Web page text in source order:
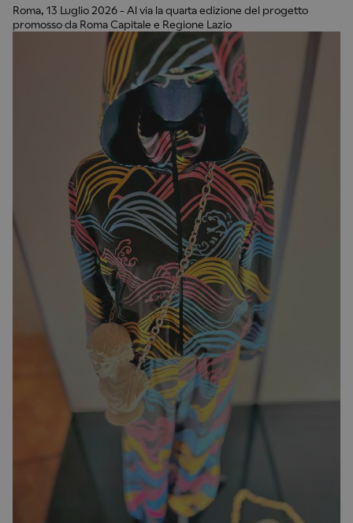
Roma, 13 Luglio 2026 - Al via la quarta edizione del progetto
promosso da Roma Capitale e Regione Lazio